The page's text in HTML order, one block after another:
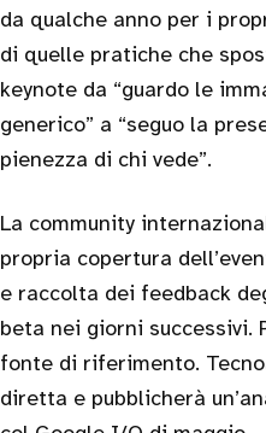
da qualche anno per i
di quelle pratiche che
keynote da “guardo le
generico” a “seguo la
pienezza di chi vede”.
La community
propria copertura
e raccolta dei feedback
beta nei giorni successivi.
fonte di riferimento.
diretta e pubblicherà